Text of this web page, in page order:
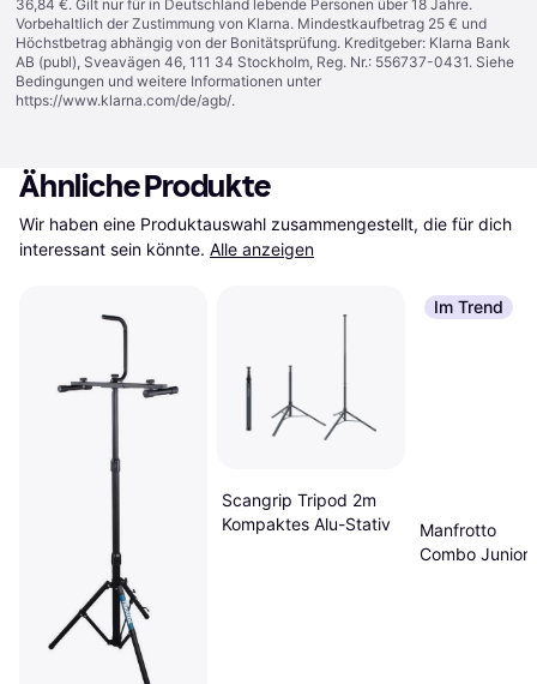
36,84 €. Gilt nur für in Deutschland lebende Personen über 18 Jahre.
Vorbehaltlich der Zustimmung von Klarna. Mindestkaufbetrag 25 € und
Höchstbetrag abhängig von der Bonitätsprüfung. Kreditgeber: Klarna Bank
AB (publ), Sveavägen 46, 111 34 Stockholm, Reg. Nr.: 556737-0431. Siehe
Bedingungen und weitere Informationen unter
https://www.klarna.com/de/agb/.
Ähnliche Produkte
Wir haben eine Produktauswahl zusammengestellt, die für dich
interessant sein könnte. Alle anzeigen
Scangrip Tripod 2m
Kompaktes Alu-Stativ
Im Trend
Manfrotto
Combo Junior